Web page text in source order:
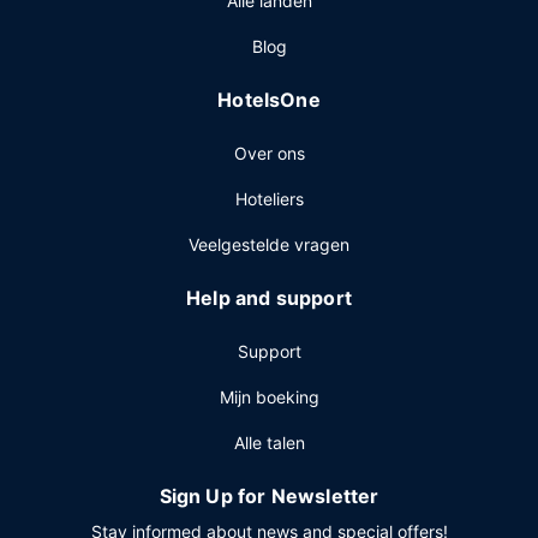
24-uurs businesscentrum en een 24-uurs receptie. Plan je
vierkante meter aan ruimte, waaronder een
shuttleservice van/naar de luchthaven is op beperkte
tijden tegen betaling beschikbaar en ter plaatse heb je
Blog
HotelsOne
Over ons
Hoteliers
Veelgestelde vragen
Help and support
Support
Mijn boeking
Alle talen
Sign Up for Newsletter
Stay informed about news and special offers!